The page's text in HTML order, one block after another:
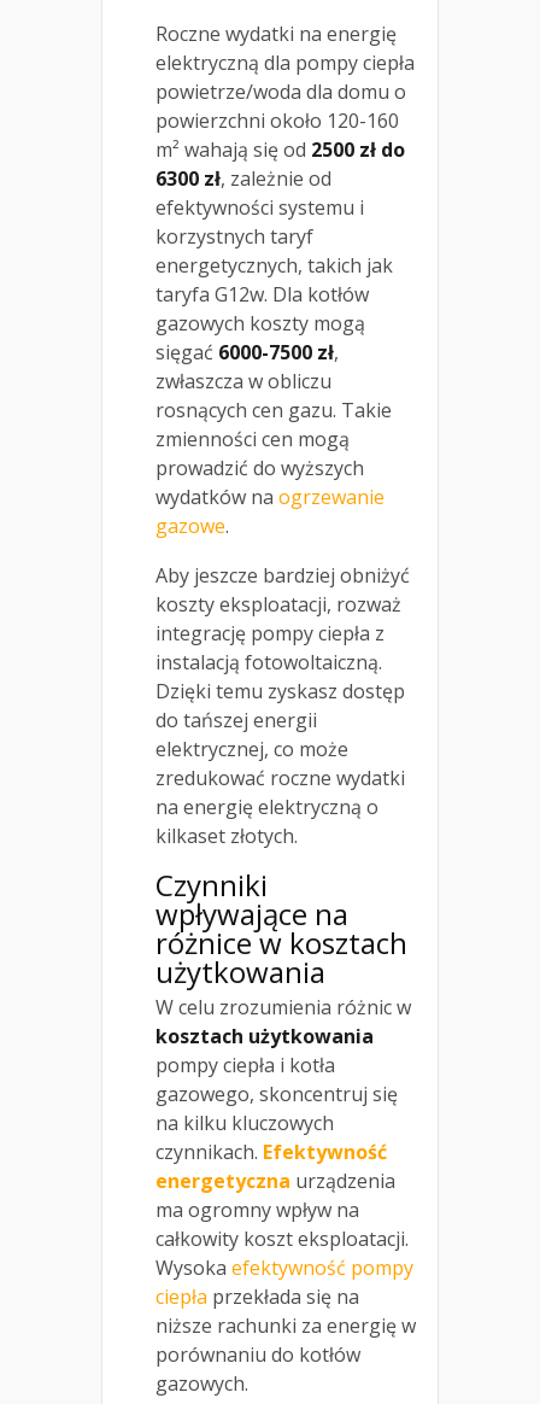
Roczne wydatki na energię
elektryczną dla pompy ciepła
powietrze/woda dla domu o
powierzchni około 120-160
m² wahają się od 2500 zł do
6300 zł, zależnie od
efektywności systemu i
korzystnych taryf
energetycznych, takich jak
taryfa G12w. Dla kotłów
gazowych koszty mogą
sięgać 6000-7500 zł,
zwłaszcza w obliczu
rosnących cen gazu. Takie
zmienności cen mogą
prowadzić do wyższych
wydatków na ogrzewanie
gazowe.
Aby jeszcze bardziej obniżyć
koszty eksploatacji, rozważ
integrację pompy ciepła z
instalacją fotowoltaiczną.
Dzięki temu zyskasz dostęp
do tańszej energii
elektrycznej, co może
zredukować roczne wydatki
na energię elektryczną o
kilkaset złotych.
Czynniki
wpływające na
różnice w kosztach
użytkowania
W celu zrozumienia różnic w
kosztach użytkowania
pompy ciepła i kotła
gazowego, skoncentruj się
na kilku kluczowych
czynnikach. Efektywność
energetyczna urządzenia
ma ogromny wpływ na
całkowity koszt eksploatacji.
Wysoka efektywność pompy
ciepła przekłada się na
niższe rachunki za energię w
porównaniu do kotłów
gazowych.